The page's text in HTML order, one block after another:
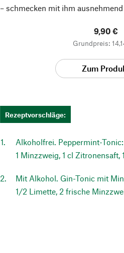
– schmecken mit ihm
9,90 €
Grundpreis:
Zum
Rezeptvorschläge:
Alkoholfrei. Peppermint-Tonic:
1 Minzzweig, 1 cl
Mit Alkohol. Gin-Tonic mit
1/2 Limette, 2 frische